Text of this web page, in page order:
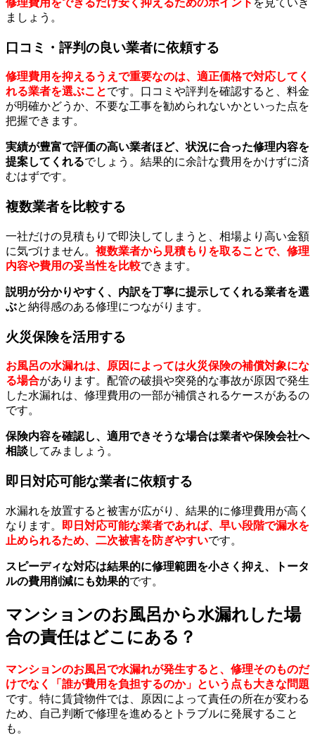
修理費用をできるだけ安く抑えるためのポイント を見ていき
ましょう。
口コミ・評判の良い業者に依頼する
修理費用を抑えるうえで重要なのは、適正価格で対応してく
れる業者を選ぶことです。口コミや評判を確認すると、料金
が明確かどうか、不要な工事を勧められないかといった点を
把握できます。
実績が豊富で評価の高い業者ほど、状況に合った修理内容を
提案してくれるでしょう。結果的に余計な費用をかけずに済
むはずです。
複数業者を比較する
一社だけの見積もりで即決してしまうと、相場より高い金額
に気づけません。 複数業者から見積もりを取ることで、修理
内容や費用の妥当性を比較できます。
説明が分かりやすく、内訳を丁寧に提示してくれる業者を選
ぶと納得感のある修理につながります。
火災保険を活用する
お風呂の水漏れは、原因によっては火災保険の補償対象にな
る場合があります。配管の破損や突発的な事故が原因で発生
した水漏れは、修理費用の一部が補償されるケースがあるの
です。
保険内容を確認し、適用できそうな場合は業者や保険会社へ
相談してみましょう。
即日対応可能な業者に依頼する
水漏れを放置すると被害が広がり、結果的に修理費用が高く
なります。
即日対応可能な業者であれば、早い段階で漏水を
止められるため、二次被害を防ぎやすいです。
スピーディな対応は結果的に修理範囲を小さく抑え、トータ
ルの費用削減にも効果的です。
マンションのお風呂から水漏れした場
合の責任はどこにある？
マンションのお風呂で水漏れが発生すると、修理そのものだ
けでなく「誰が費用を負担するのか」という点も大きな問題
です。特に賃貸物件では、原因によって責任の所在が変わる
ため、自己判断で修理を進めるとトラブルに発展すること
も。